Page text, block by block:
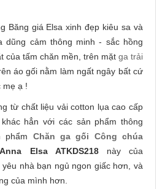
Băng giá Elsa xinh đẹp kiêu sa và
dũng cảm thông minh - sắc hồng
của tấm chăn mền, trên mặt ga trải
áo gối nằm làm ngất ngây bất cứ
mẹ ạ !
từ chất liệu vải cotton lụa cao cấp
hẳn với các sản phẩm thông
phẩm Chăn ga gối Công chúa
Elsa ATKDS218này của
yêu nhà bạn ngủ ngon giấc hơn, và
của mình hơn.